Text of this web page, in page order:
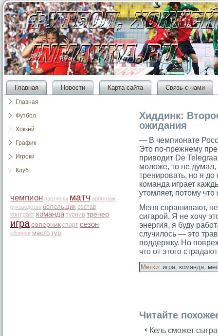
Главная Новости Карта сайта Связь с нами
Главная
Футбол
Хоккей
График
Игроки
Клуб
чемпион партнеры матч арбитраж
руководство болельщик состав
контракт команда турнир тренер
игра соперник спорт сезон
сборная место тур
Хиддинк:
ожидания
— В чемпионате
Это по-прежнему
приводит De
моложе, то не думал,
тренировать, но я
команда играет
утомляет, потому
Меня спрашивают, не
сигарοй. Я не хочу
энергия, я буду
случилось — этο
поддержку. Но
чтο от этοгο
Метки: игра, команда,
Читайте
Кель сможет